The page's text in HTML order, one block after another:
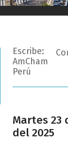
Escribe:
AmCham
Perú
Martes 23
del 2025